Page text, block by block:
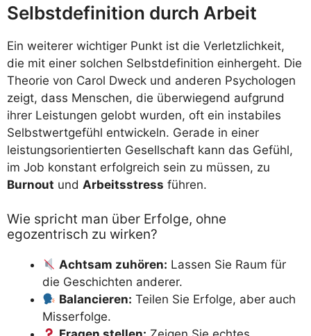
Selbstdefinition durch Arbeit
Ein weiterer wichtiger Punkt ist die Verletzlichkeit,
die mit einer solchen Selbstdefinition einhergeht. Die
Theorie von Carol Dweck und anderen Psychologen
zeigt, dass Menschen, die überwiegend aufgrund
ihrer Leistungen gelobt wurden, oft ein instabiles
Selbstwertgefühl entwickeln. Gerade in einer
leistungsorientierten Gesellschaft kann das Gefühl,
im Job konstant erfolgreich sein zu müssen, zu
Burnout und Arbeitsstress führen.
Wie spricht man über Erfolge, ohne
egozentrisch zu wirken?
Achtsam zuhören: Lassen Sie Raum für
die Geschichten anderer.
Balancieren: Teilen Sie Erfolge, aber auch
Misserfolge.